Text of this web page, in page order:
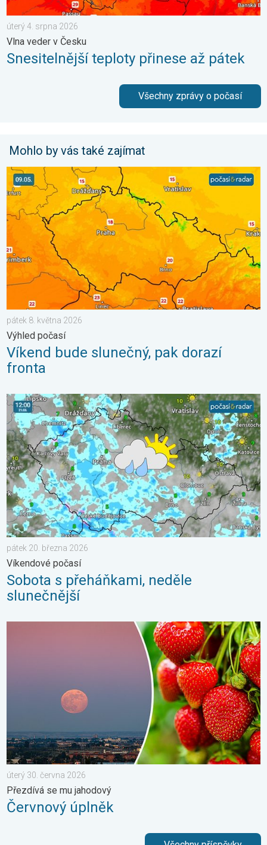
úterý 4. srpna 2026
Vlna veder v Česku
Snesitelnější teploty přinese až pátek
Všechny zprávy o počasí
Mohlo by vás také zajímat
Víkend bude slunečný, pak dorazí fronta. Výhled počasí. . .
pátek 8. května 2026
Výhled počasí
Víkend bude slunečný, pak dorazí
fronta
Sobota s přeháňkami, neděle slunečnější. Víkendové počasí. .
pátek 20. března 2026
Víkendové počasí
Sobota s přeháňkami, neděle
slunečnější
Červnový úplněk. Přezdívá se mu jahodový. . . úterý 30.
úterý 30. června 2026
Přezdívá se mu jahodový
Červnový úplněk